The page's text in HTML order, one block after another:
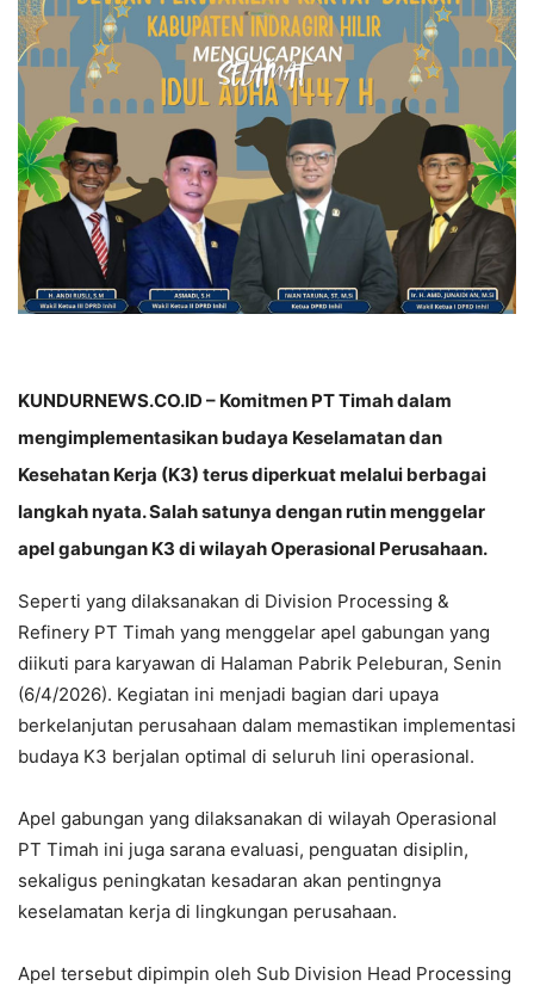
KUNDURNEWS.CO.ID – Komitmen PT Timah dalam
mengimplementasikan budaya Keselamatan dan
Kesehatan Kerja (K3) terus diperkuat melalui berbagai
langkah nyata. Salah satunya dengan rutin menggelar
apel gabungan K3 di wilayah Operasional Perusahaan.
Seperti yang dilaksanakan di Division Processing &
Refinery PT Timah yang menggelar apel gabungan yang
diikuti para karyawan di Halaman Pabrik Peleburan, Senin
(6/4/2026). Kegiatan ini menjadi bagian dari upaya
berkelanjutan perusahaan dalam memastikan implementasi
budaya K3 berjalan optimal di seluruh lini operasional.
Apel gabungan yang dilaksanakan di wilayah Operasional
PT Timah ini juga sarana evaluasi, penguatan disiplin,
sekaligus peningkatan kesadaran akan pentingnya
keselamatan kerja di lingkungan perusahaan.
Apel tersebut dipimpin oleh Sub Division Head Processing